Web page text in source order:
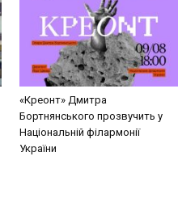
«Креонт» Дмитра
Бортнянського прозвучить у
Національній філармонії
України